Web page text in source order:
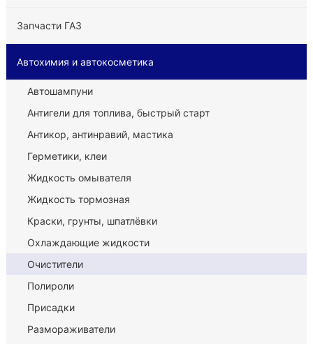
Запчасти ГАЗ
Автохимия и автокосметика
Автошампуни
Антигели для топлива, быстрый старт
Антикор, антинравий, мастика
Герметики, клеи
Жидкость омывателя
Жидкость тормозная
Краски, грунты, шпатлёвки
Охлаждающие жидкости
Очистители
Полироли
Присадки
Размораживатели